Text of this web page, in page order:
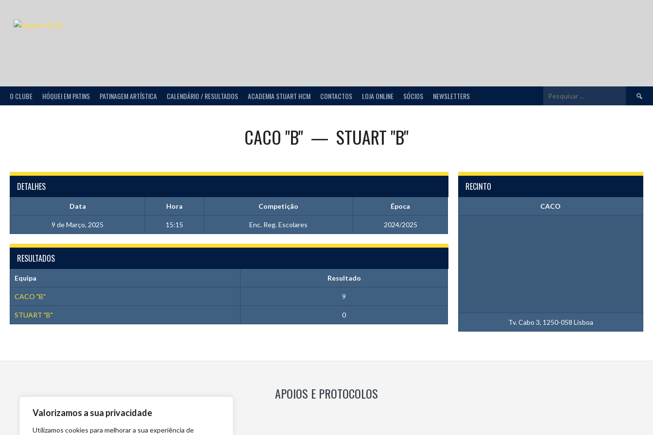
Valorizamos a sua privacidade
Utilizamos cookies para melhorar a sua experiência de
O CLUBE HÓQUEI EM PATINS PATINAGEM ARTÍSTICA CALENDÁRIO / RESULTADOS ACADEMIA STUART HCM CONTACTOS LOJA ONLINE SÓCIOS NEWSLETTERS
por:
CACO "B" — STUART "B"
DETALHES
Data Hora Competição Época
9 de Março, 2025 15:15 Enc. Reg. Escolares 2024/2025
RECINTO
CACO
Tv. Cabo 3, 1250-058 Lisboa
RESULTADOS
Equipa Resultado
CACO "B" 9
STUART "B" 0
APOIOS E PROTOCOLOS